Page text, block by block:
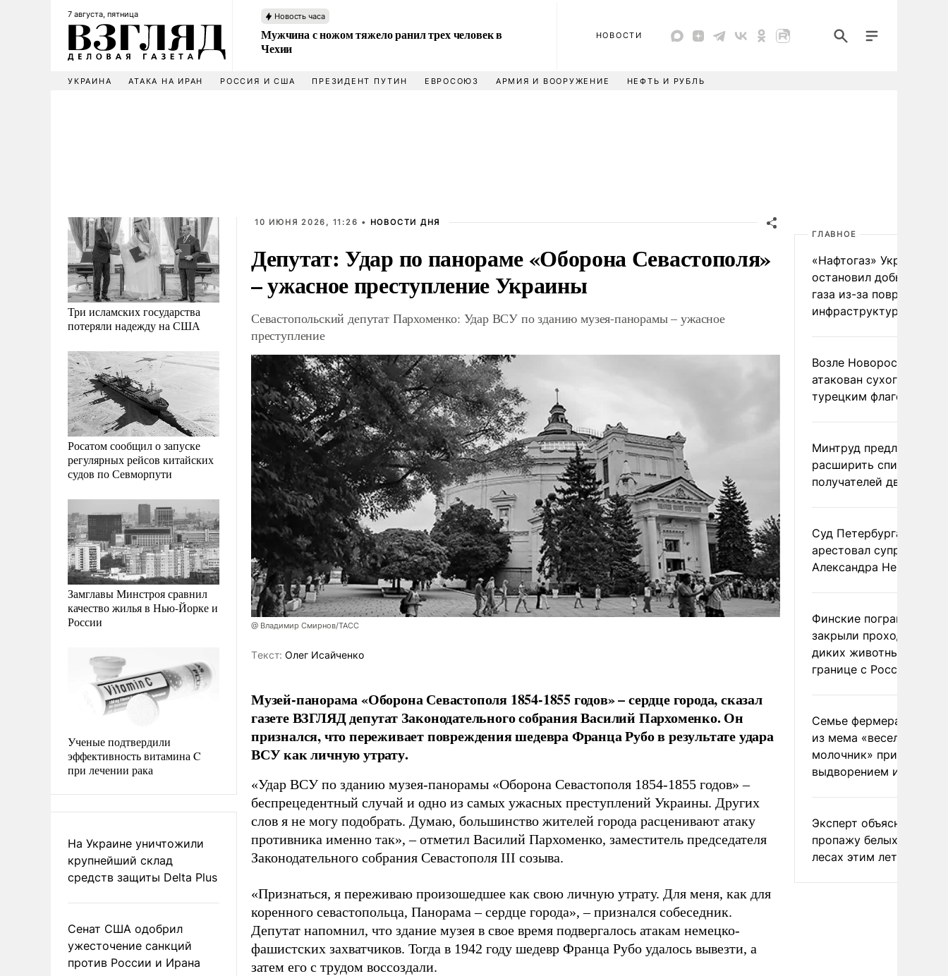
7 августа, пятница Новость часа
Мужчина с ножом тяжело ранил трех человек в
Чехии
НОВОСТИ
УКРАИНА АТАКА НА ИРАН РОССИЯ И США ПРЕЗИДЕНТ ПУТИН ЕВРОСОЮЗ АРМИЯ И ВООРУЖЕНИЕ НЕФТЬ И РУБЛЬ
Три исламских государства
потеряли надежду на США
Росатом сообщил о запуске
регулярных рейсов китайских
судов по Севморпути
Замглавы Минстроя сравнил
качество жилья в Нью-Йорке и
России
Ученые подтвердили
эффективность витамина C
при лечении рака
На Украине уничтожили
крупнейший склад
средств защиты Delta Plus
Сенат США одобрил
ужесточение санкций
против России и Ирана
10 ИЮНЯ 2026, 11:26 • НОВОСТИ ДНЯ
Депутат: Удар по панораме «Оборона Севастополя»
– ужасное преступление Украины
Севастопольский депутат Пархоменко: Удар ВСУ по зданию музея-панорамы – ужасное
преступление
@ Владимир Смирнов/ТАСС
Tекст: Олег Исайченко
Музей-панорама «Оборона Севастополя 1854-1855 годов» – сердце города, сказал
газете ВЗГЛЯД депутат Законодательного собрания Василий Пархоменко. Он
признался, что переживает повреждения шедевра Франца Рубо в результате удара
ВСУ как личную утрату.
«Удар ВСУ по зданию музея-панорамы «Оборона Севастополя 1854-1855 годов» –
беспрецедентный случай и одно из самых ужасных преступлений Украины. Других
слов я не могу подобрать. Думаю, большинство жителей города расценивают атаку
противника именно так», – отметил Василий Пархоменко, заместитель председателя
Законодательного собрания Севастополя III созыва.
«Признаться, я переживаю произошедшее как свою личную утрату. Для меня, как для
коренного севастопольца, Панорама – сердце города», – признался собеседник.
Депутат напомнил, что здание музея в свое время подвергалось атакам немецко-
фашистских захватчиков. Тогда в 1942 году шедевр Франца Рубо удалось вывезти, а
затем его с трудом воссоздали.
ГЛАВНОЕ
«Нафтогаз» Украины
остановил добычу
газа из-за повреждения
инфраструктуры
Возле Новороссийска
атакован сухогруз под
турецким флагом
Минтруд предложил
расширить список
получателей двух
Суд Петербурга заочно
арестовал супругу
Александра Невзорова
Финские пограничники
закрыли проходы для
диких животных на
границе с Россией
Семье фермера
из мема «веселый
молочник» пригрозили
выдворением из
Эксперт объяснил
пропажу белых грибов
лесах этим летом